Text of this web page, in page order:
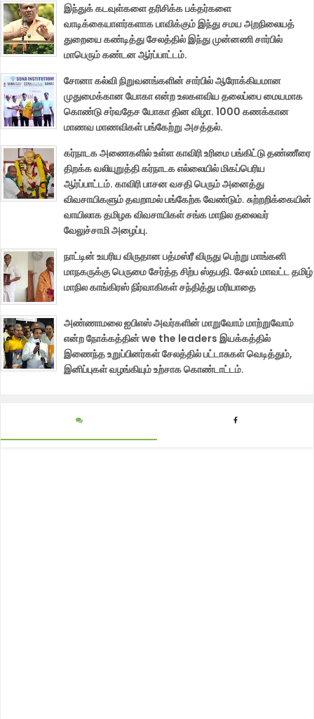
இந்துக் கடவுள்களை தரிசிக்க பக்தர்களை
வாடிக்கையாளர்களாக பாவிக்கும் இந்து சமய அறநிலையத்
துறையை கண்டித்து சேலத்தில் இந்து முன்னணி சார்பில்
மாபெரும் கண்டன ஆர்ப்பாட்டம்.
சோனா கல்வி நிறுவனங்களின் சார்பில் ஆரோக்கியமான
முதுமைக்கான யோகா என்ற உலகளவிய தலைப்பை மையமாக
கொண்டு சர்வதேச யோகா தின விழா. 1000 கணக்கான
மாணவ மாணவிகள் பங்கேற்று அசத்தல்.
கர்நாடக அணைகளில் உள்ள காவிரி உரிமை பங்கிட்டு தண்ணீரை
திறக்க வலியுறுத்தி கர்நாடக எல்லையில் மிகப்பெரிய
ஆர்ப்பாட்டம். காவிரி பாசன வசதி பெரும் அனைத்து
விவசாயிகளும் தவறாமல் பங்கேற்க வேண்டும். சுற்றறிக்கையின்
வாயிலாக தமிழக விவசாயிகள் சங்க மாநில தலைவர்
வேலுச்சாமி அழைப்பு.
நாட்டின் உயரிய விருதான பத்மஸ்ரீ விருது பெற்று மாங்கனி
மாநகருக்கு பெருமை சேர்த்த சிற்ப ஸ்தபதி. சேலம் மாவட்ட தமிழ்
மாநில காங்கிரஸ் நிர்வாகிகள் சந்தித்து மரியாதை
அண்ணாமலை ஐபிஎஸ் அவர்களின் மாறுவோம் மாற்றுவோம்
என்ற நோக்கத்தின் we the leaders இயக்கத்தில்
இணைந்த உறுப்பினர்கள் சேலத்தில் பட்டாசுகள் வெடித்தும்,
இனிப்புகள் வழங்கியும் உற்சாக கொண்டாட்டம்.